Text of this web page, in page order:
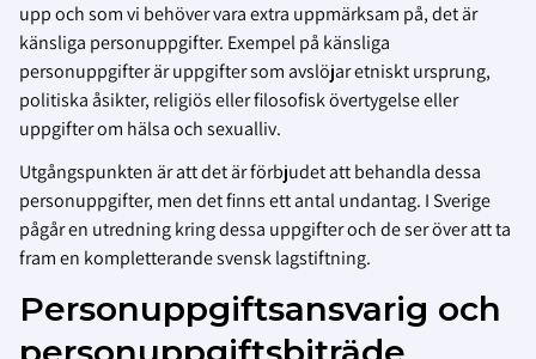
upp och som vi behöver vara extra uppmärksam på, det är
känsliga personuppgifter. Exempel på känsliga
personuppgifter är uppgifter som avslöjar etniskt ursprung,
politiska åsikter, religiös eller filosofisk övertygelse eller
uppgifter om hälsa och sexualliv.
Utgångspunkten är att det är förbjudet att behandla dessa
personuppgifter, men det finns ett antal undantag. I Sverige
pågår en utredning kring dessa uppgifter och de ser över att ta
fram en kompletterande svensk lagstiftning.
Personuppgiftsansvarig och